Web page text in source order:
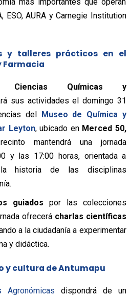
ESO, AURA y Carnegie Institution
y talleres prácticos en el
Farmacia
Ciencias Químicas y
sus actividades el domingo 31
del Museo de Química y
Leyton, ubicado en Merced 50,
mantendrá una jornada
y las 17:00 horas, orientada a
historia de las disciplinas
guiados por las colecciones
ofrecerá charlas científicas
a la ciudadanía a experimentar
y didáctica.
y cultura de Antumapu
Agronómicas dispondrá de un